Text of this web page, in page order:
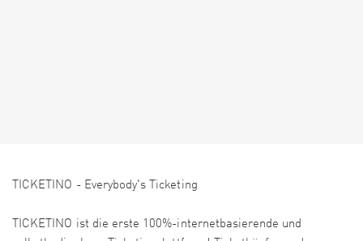
TICKETINO - Everybody's Ticketing
TICKETINO ist die erste 100%-internetbasierende und